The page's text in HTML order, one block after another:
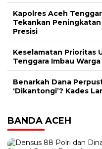
Kapolres Aceh
Tekankan
Presisi
Keselamatan Prioritas
Tenggara Imbau
Benarkah Dana
‘Dikantongi’? Kades
BANDA ACEH